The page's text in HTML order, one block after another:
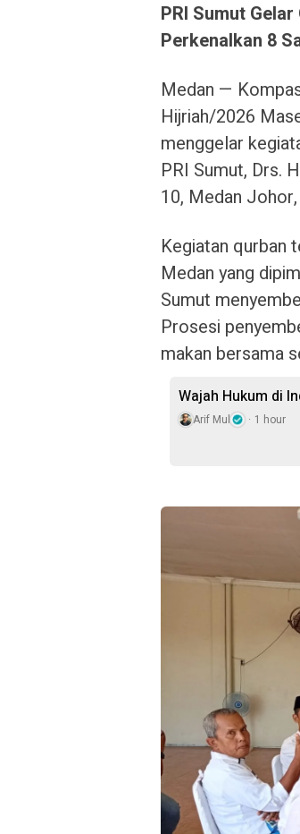
PRI Sumut
Perkenalkan 8
Medan —
Hijriah/2026
menggelar
PRI Sumut, Drs.
10, Medan
Kegiatan qurban
Medan yang
Sumut
Prosesi
makan bersama
Wajah Hukum di
Arif Mul 1 hour